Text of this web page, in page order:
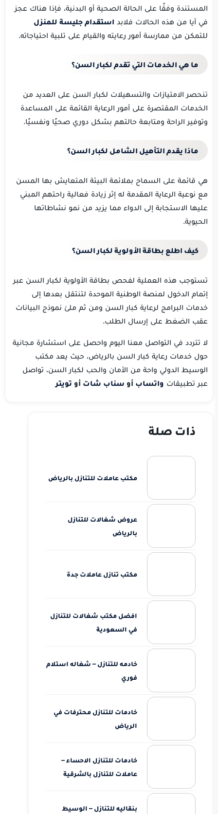
المستندة وفقًا على الحالة الصحية أو البدنية، فإذا هناك عجز
في أيا من هذه الحالات فلابد استقدام جليسة للمنزل
للتمكن من ممارسة أمور رعايته والقيام على تلبية احتياجاته.
ما هي الخدمات التي تقدم لكبار السن؟
تنحصر الامتيازات والتسهيلات لكبار السن على العديد من
الخدمات المقتصرة على أمور الرعاية القائمة على المساعدة
وتوفير الراحة ومتابعة حالتهم بشكل دوري صحيًا ونفسيًا.
ماذا يقدم التأهيل الشامل لكبار السن؟
هي قائمة على السماح بملائمة البيئة المتعايش بها المسن
مع نوعية الرعاية المقدمة له إثر زيادة فعالية راحتهم المبني
عليها الاستجابة إلى الدواء مما يزيد من نمو نشاطاتها
الحيوية.
كيف اطلع بطاقة الأولوية لكبار السن؟
تستوجب هذه العملية لفحص بطاقة الأولوية لكبار السن عبر
إتمام الدخول لمنصة الوطنية الموحدة لتنتقل بعدها إلى
خدمات البرامج لرعاية كبار السن ومن ثم ملئ نموذج البيانات
عقب الضغط على إرسال الطلب.
لا تتردد في التواصل معنا اليوم واحصل على استشارة مجانية
حول خدمات رعاية كبار السن بالرياض، حيث يعد مكتب
الوسيط الدولي واحة من الأمان والحب لكبار السن، تواصل
عبر تطبيقات واتساب أو سناب شات أو تويتر
ذات صلة
مكتب عاملات للتنازل بالرياض
عروض شغالات للتنازل
بالرياض
مكتب تنازل عاملات جدة
افضل مكتب شغالات للتنازل
في السعودية
خادمه للتنازل – شغاله استلام
فوري
خادمات للتنازل محترفات في
الرياض
خادمات للتنازل الاحساء –
عاملات للتنازل بالشرقية
بنقاليه للتنازل – الوسيط